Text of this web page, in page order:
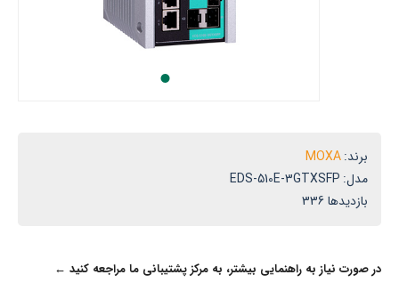
برند:MOXA
مدل: EDS-510E-3GTXSFP
بازدیدها 336
در صورت نیاز به راهنمایی بیشتر، به مرکز پشتیبانی ما مراجعه کنید ←